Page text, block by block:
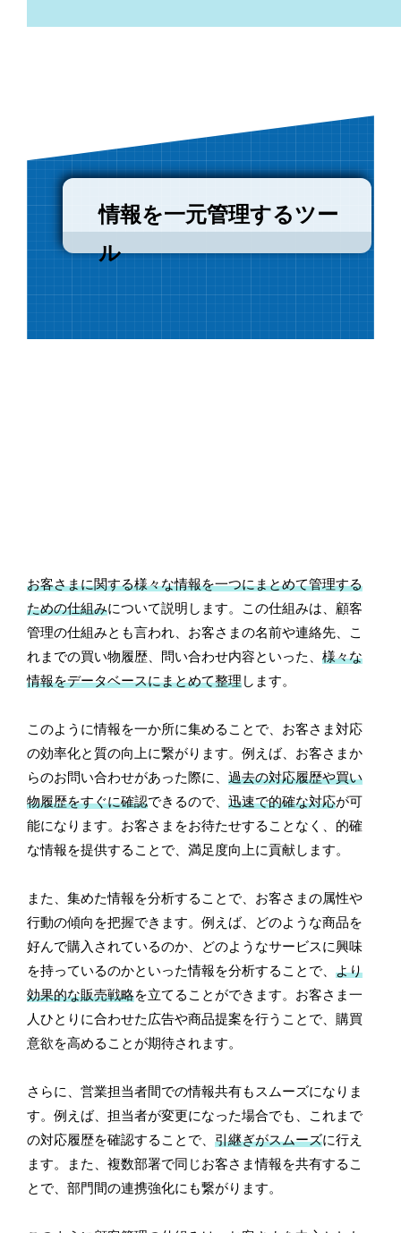
情報を一元管理するツー
ル
お客さまに関する様々な情報を一つにまとめて管理する
ための仕組みについて説明します。この仕組みは、顧客
管理の仕組みとも言われ、お客さまの名前や連絡先、こ
れまでの買い物履歴、問い合わせ内容といった、様々な
情報をデータベースにまとめて整理します。
このように情報を一か所に集めることで、お客さま対応
の効率化と質の向上に繋がります。例えば、お客さまか
らのお問い合わせがあった際に、過去の対応履歴や買い
物履歴をすぐに確認できるので、迅速で的確な対応が可
能になります。お客さまをお待たせすることなく、的確
な情報を提供することで、満足度向上に貢献します。
また、集めた情報を分析することで、お客さまの属性や
行動の傾向を把握できます。例えば、どのような商品を
好んで購入されているのか、どのようなサービスに興味
を持っているのかといった情報を分析することで、より
効果的な販売戦略を立てることができます。お客さま一
人ひとりに合わせた広告や商品提案を行うことで、購買
意欲を高めることが期待されます。
さらに、営業担当者間での情報共有もスムーズになりま
す。例えば、担当者が変更になった場合でも、これまで
の対応履歴を確認することで、引継ぎがスムーズに行え
ます。また、複数部署で同じお客さま情報を共有するこ
とで、部門間の連携強化にも繋がります。